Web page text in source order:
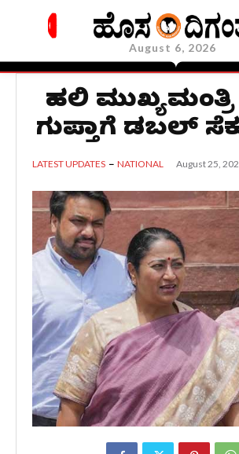
August 6, 2026
ದೆಹಲಿ
ಗುಪ್ತಾಗೆ ಡಬಲ್
LATEST UPDATES NATIONAL August 25,